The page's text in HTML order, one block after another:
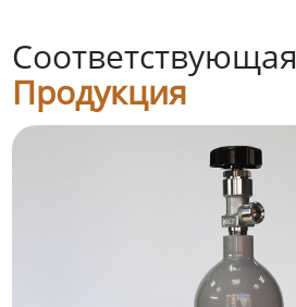
Соответствующая
Продукция